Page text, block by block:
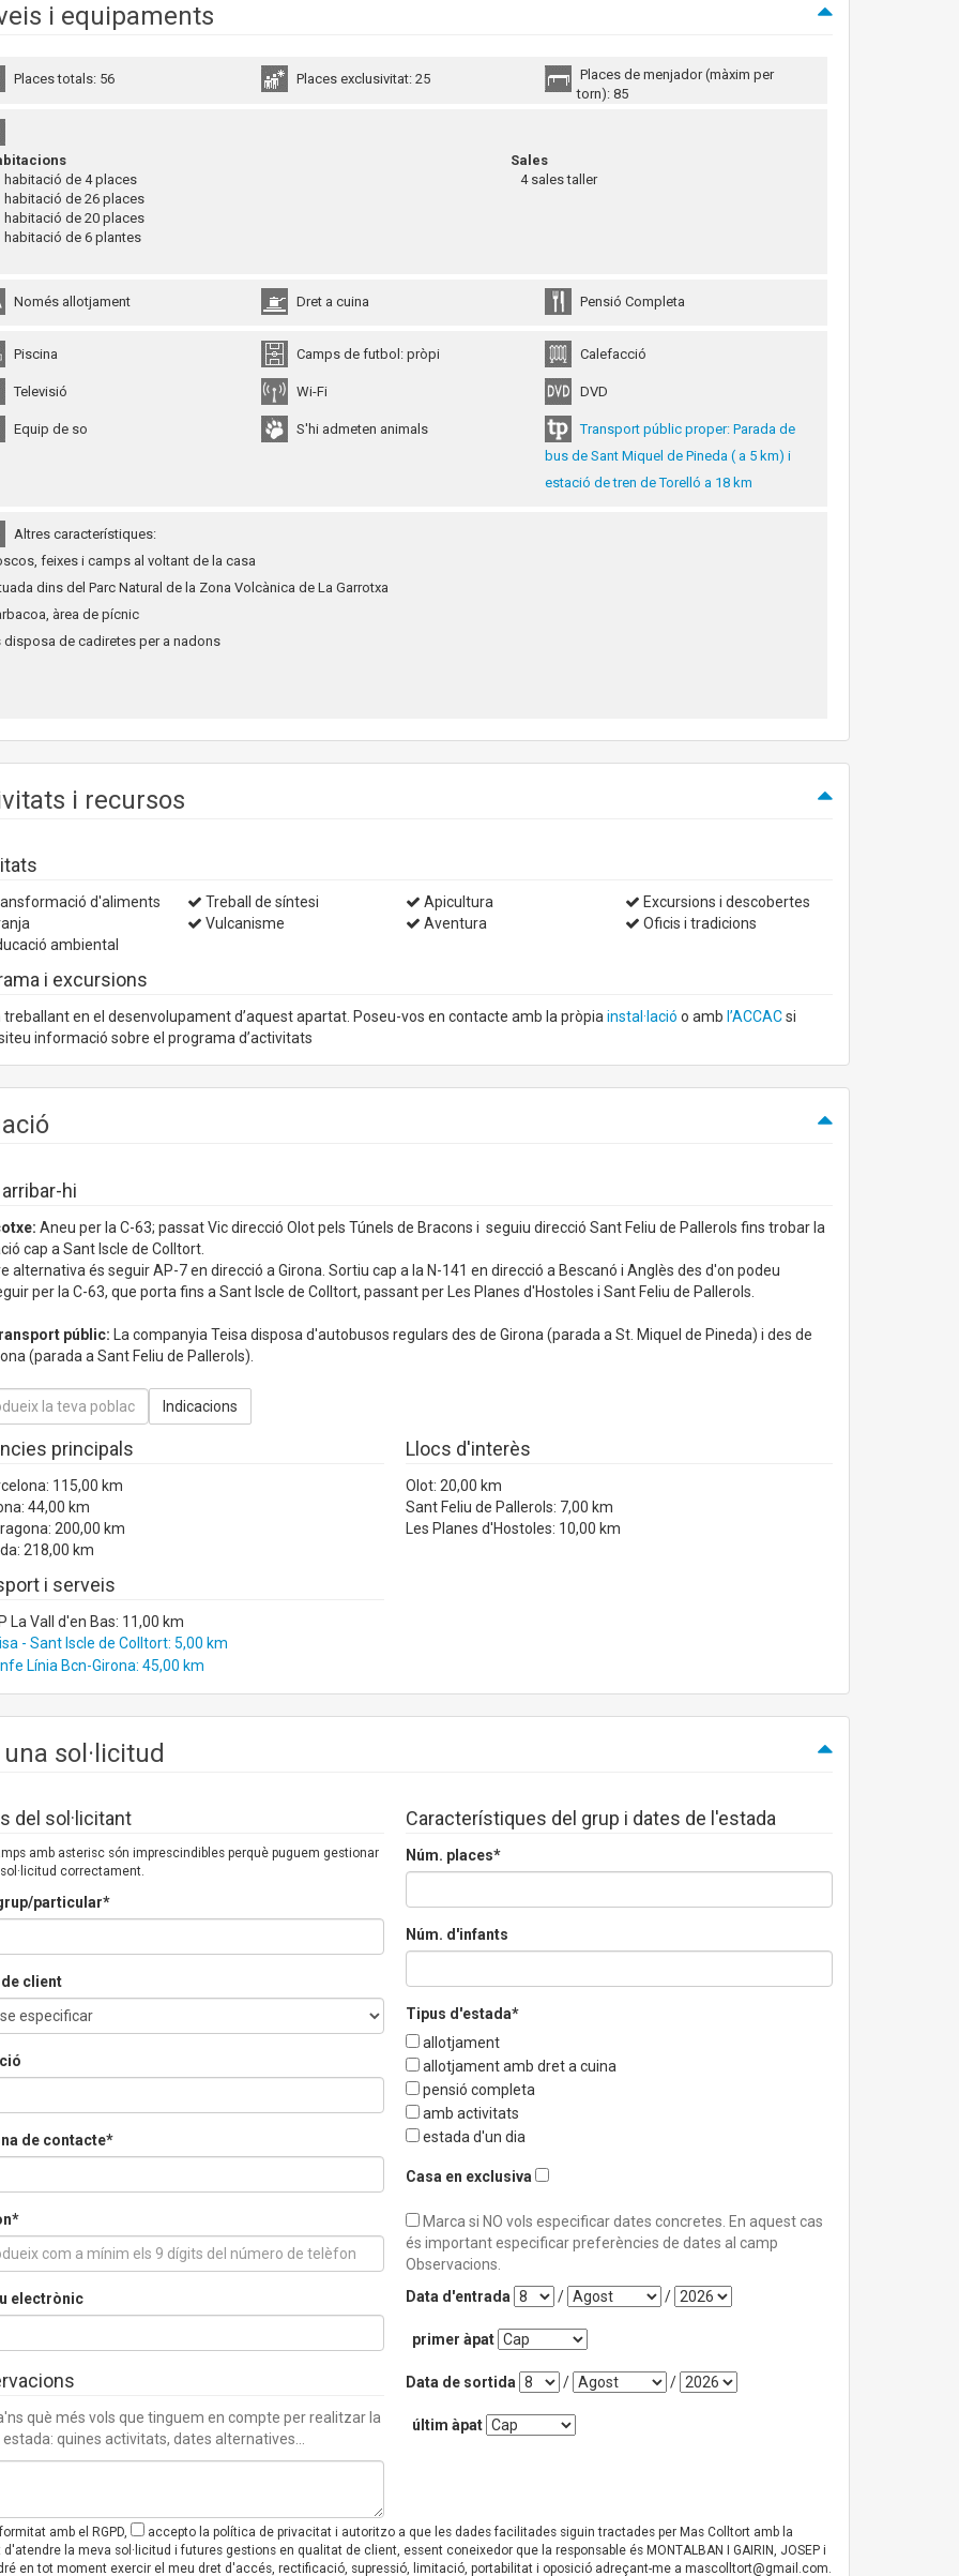
i equipaments
Places totals: 56 Places exclusivitat: 25
Places de menjador (màxim per
torn): 85
habitació de 4 places
habitació de 26 places
habitació de 20 places
habitació de 6 plantes
Sales
4 sales taller
Només allotjament Dret a cuina Pensió Completa
Piscina Camps de futbol: pròpi Calefacció
Televisió Wi-Fi DVD
Equip de so S'hi admeten animals
Transport públic proper: Parada de
bus de Sant Miquel de Pineda ( a 5 km) i
estació de tren de Torelló a 18 km
Altres característiques:
feixes i camps al voltant de la casa
dins del Parc Natural de la Zona Volcànica de La Garrotxa
àrea de pícnic
disposa de cadiretes per a nadons
i recursos
d'aliments Treball de síntesi Apicultura
Excursions i descobertes
Vulcanisme Aventura
Oficis i tradicions
ambiental
i excursions
treballant en el desenvolupament d’aquest apartat. Poseu-vos en contacte amb la pròpia instal·lació o amb l’ACCACsi
informació sobre el programa d’activitats
hi
Aneu per la C-63; passat Vic direcció Olot pels Túnels de Bracons i seguiu direcció Sant Feliu de Pallerols fins trobar la
cap a Sant Iscle de Colltort.
alternativa és seguir AP-7 en direcció a Girona. Sortiu cap a la N-141 en direcció a Bescanó i Anglès des d'on podeu
per la C-63, que porta fins a Sant Iscle de Colltort, passant per Les Planes d'Hostoles i Sant Feliu de Pallerols.
públic: La companyia Teisa disposa d'autobusos regulars des de Girona (parada a St. Miquel de Pineda) i des de
(parada a Sant Feliu de Pallerols).
principals
115,00 km
44,00 km
200,00 km
218,00 km
i serveis
La Vall d'en Bas: 11,00 km
- Sant Iscle de Colltort: 5,00 km
Línia Bcn-Girona: 45,00 km
Llocs d'interès
Olot: 20,00 km
Sant Feliu de Pallerols: 7,00 km
Les Planes d'Hostoles: 10,00 km
una sol·licitud
del sol·licitant
amb asterisc són imprescindibles perquè puguem gestionar
sol·licitud correctament.
particular*
client
de contacte*
electrònic
què més vols que tinguem en compte per realitzar la
quines activitats, dates alternatives...
Característiques del grup i dates de l'estada
Núm. places*
Núm. d'infants
Tipus d'estada*
allotjament
allotjament amb dret a cuina
pensió completa
amb activitats
estada d'un dia
Casa en exclusiva
Marca si NO vols especificar dates concretes. En aquest cas
és important especificar preferències de dates al camp
Observacions.
Data d'entrada
/ /
primer àpat
Data de sortida / /
últim àpat
amb el RGPD,
accepto la política de privacitat i autoritzo a que les dades facilitades siguin tractades per Mas Colltort amb la
la meva sol·licitud i futures gestions en qualitat de client, essent coneixedor que la responsable és MONTALBAN I GAIRIN, JOSEP i
en tot moment exercir el meu dret d'accés, rectificació, supressió, limitació, portabilitat i oposició adreçant-me a mascolltort@gmail.com.